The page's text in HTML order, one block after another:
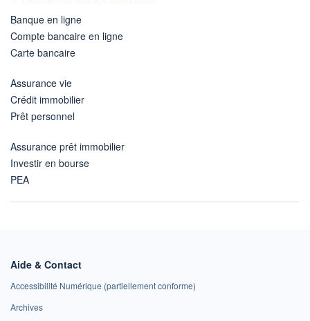
Banque en ligne
Compte bancaire en ligne
Carte bancaire
Assurance vie
Crédit immobilier
Prêt personnel
Assurance prêt immobilier
Investir en bourse
PEA
Aide & Contact
Accessibilité Numérique (partiellement conforme)
Archives